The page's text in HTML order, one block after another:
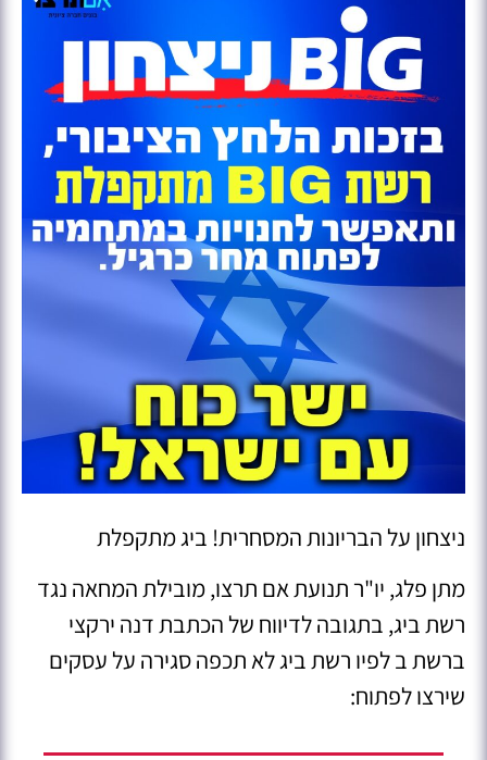
ניצחון על הבריונות המסחרית! ביג מתקפלת
מתן פלג, יו"ר תנועת אם תרצו, מובילת המחאה נגד
רשת ביג, בתגובה לדיווח של הכתבת דנה ירקצי
ברשת ב לפיו רשת ביג לא תכפה סגירה על עסקים
שירצו לפתוח: